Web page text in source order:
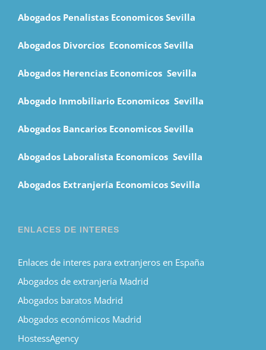
Abogados Penalistas Economicos Sevilla
Abogados Divorcios Economicos Sevilla
Abogados Herencias Economicos Sevilla
Abogado Inmobiliario Economicos Sevilla
Abogados Bancarios Economicos Sevilla
Abogados Laboralista Economicos Sevilla
Abogados Extranjería Economicos Sevilla
ENLACES DE INTERES
Enlaces de interes para extranjeros en España
Abogados de extranjería Madrid
Abogados baratos Madrid
Abogados económicos Madrid
HostessAgency